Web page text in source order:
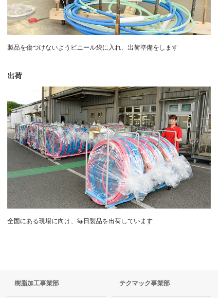
製品を傷つけないようビニール袋に入れ、出荷準備をします
出荷
全国にある現場に向け、毎日製品を出荷しています
樹脂加工事業部 テクマック事業部